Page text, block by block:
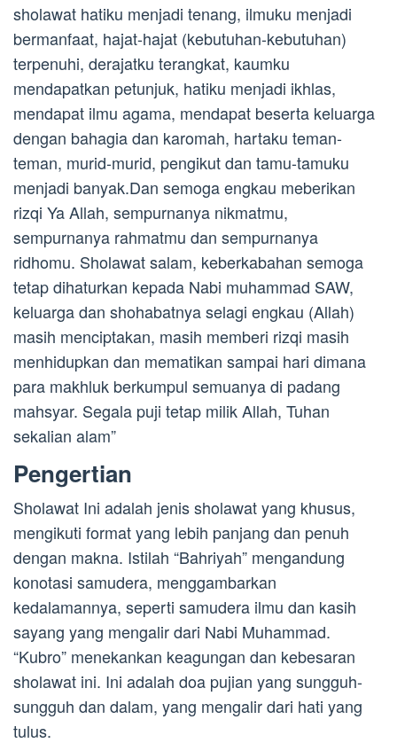
sholawat hatiku menjadi tenang, ilmuku menjadi
bermanfaat, hajat-hajat (kebutuhan-kebutuhan)
terpenuhi, derajatku terangkat, kaumku
mendapatkan petunjuk, hatiku menjadi ikhlas,
mendapat ilmu agama, mendapat beserta keluarga
dengan bahagia dan karomah, hartaku teman-
teman, murid-murid, pengikut dan tamu-tamuku
menjadi banyak.Dan semoga engkau meberikan
rizqi Ya Allah, sempurnanya nikmatmu,
sempurnanya rahmatmu dan sempurnanya
ridhomu. Sholawat salam, keberkabahan semoga
tetap dihaturkan kepada Nabi muhammad SAW,
keluarga dan shohabatnya selagi engkau (Allah)
masih menciptakan, masih memberi rizqi masih
menhidupkan dan mematikan sampai hari dimana
para makhluk berkumpul semuanya di padang
mahsyar. Segala puji tetap milik Allah, Tuhan
sekalian alam”
Pengertian
Sholawat Ini adalah jenis sholawat yang khusus,
mengikuti format yang lebih panjang dan penuh
dengan makna. Istilah “Bahriyah” mengandung
konotasi samudera, menggambarkan
kedalamannya, seperti samudera ilmu dan kasih
sayang yang mengalir dari Nabi Muhammad.
“Kubro” menekankan keagungan dan kebesaran
sholawat ini. Ini adalah doa pujian yang sungguh-
sungguh dan dalam, yang mengalir dari hati yang
tulus.